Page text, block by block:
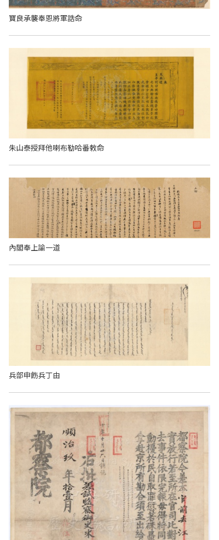
寶良承襲奉恩將軍誥命
朱山泰授拜他喇布勒哈番敕命
內閣奉上諭一道
兵部申飭兵丁由